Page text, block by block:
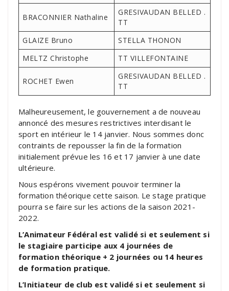
BRACONNIER Nathaline
GRESIVAUDAN BELLED .
TT
GLAIZE Bruno
STELLA THONON
MELTZ Christophe
TT VILLEFONTAINE
ROCHET Ewen
GRESIVAUDAN BELLED .
TT
Malheureusement, le gouvernement a de nouveau
annoncé des mesures restrictives interdisant le
sport en intérieur le 14 janvier. Nous sommes donc
contraints de repousser la fin de la formation
initialement prévue les 16 et 17 janvier à une date
ultérieure.
Nous espérons vivement pouvoir terminer la
formation théorique cette saison. Le stage pratique
pourra se faire sur les actions de la saison 2021-
2022.
L’Animateur Fédéral est validé si et seulement si
le stagiaire participe aux 4 journées de
formation théorique + 2 journées ou 14 heures
de formation pratique.
L’Initiateur de club est validé si et seulement si